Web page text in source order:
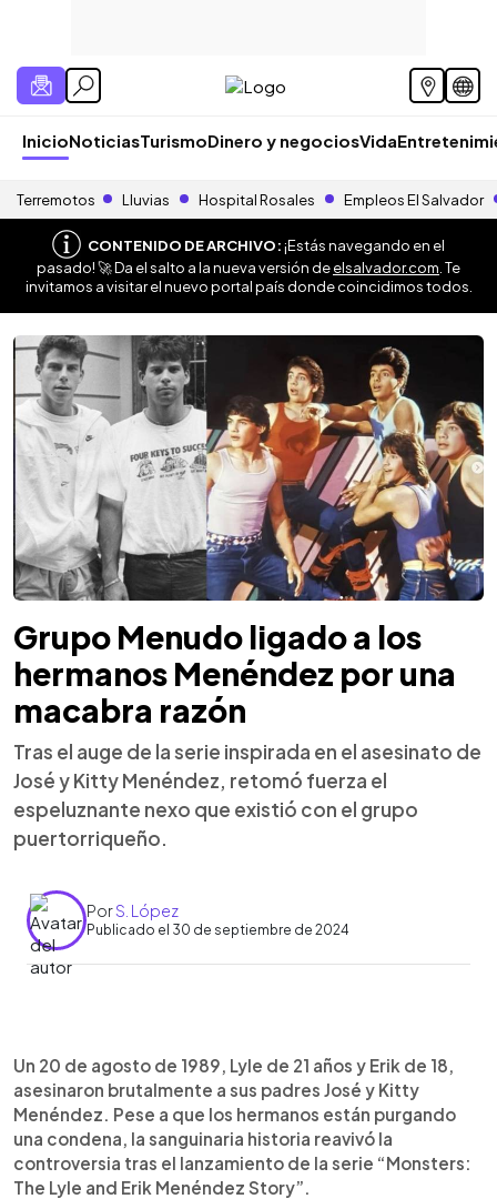
InicioNoticiasTurismoDinero y negociosVida
Terremotos Lluvias Hospital Rosales Empleos El Salvador
CONTENIDO DE ARCHIVO:¡Estás navegando en el
pasado! 🚀 Da el salto a la nueva versión deelsalvador.com . Te
invitamos a visitar el nuevo portal país donde coincidimos todos.
Grupo Menudo ligado a los
hermanos Menéndez por una
macabra razón
Tras el auge de la serie inspirada en el asesinato de
José y Kitty Menéndez, retomó fuerza el
espeluznante nexo que existió con el grupo
puertorriqueño.
PorS. López
Publicado el 30 de septiembre de 2024
► Escuchar artículo
Un 20 de agosto de 1989, Lyle de 21 años y Erik de 18,
asesinaron brutalmente a sus padres José y Kitty
Menéndez. Pese a que los hermanos están purgando
una condena, la sanguinaria historia reavivó la
controversia tras el lanzamiento de la serie “Monsters:
The Lyle and Erik Menéndez Story”.